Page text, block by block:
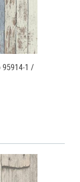
95914-1 /